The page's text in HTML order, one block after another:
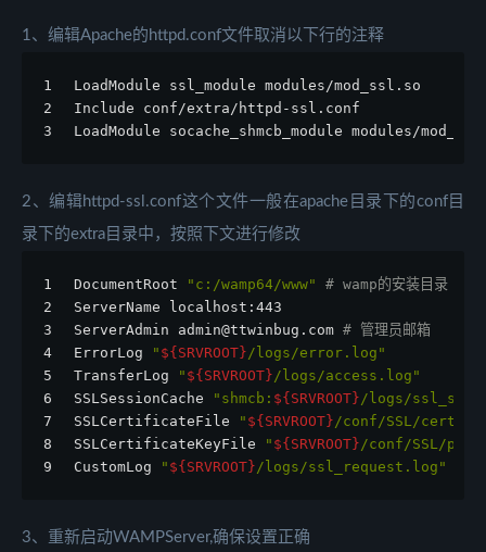
1、编辑Apache的httpd.conf文件取消以下行的注释
1
2
3
LoadModule ssl_module modules/mod_ssl.so
Include conf/extra/httpd-ssl.conf
LoadModule socache_shmcb_module modules/
2、编辑httpd-ssl.conf这个文件一般在apache目录下的conf目
录下的extra目录中，按照下文进行修改
1
2
3
4
5
6
7
8
9
DocumentRoot "c:/wamp64/www"
# wamp的安装目录
ServerName localhost:443
ServerAdmin admin@ttwinbug.com # 管理员邮箱
ErrorLog
" ${SRVROOT}/logs/error.log"
TransferLog
" ${SRVROOT}/logs/access.log"
SSLSessionCache
"shmcb: ${SRVROOT}/logs/
SSLCertificateFile
" ${SRVROOT}/conf/SSL/
SSLCertificateKeyFile
" ${SRVROOT}/conf/SSL/
CustomLog
" ${SRVROOT}/logs/ssl_request.log"
3、重新启动WAMPServer,确保设置正确